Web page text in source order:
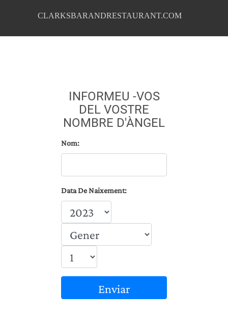
CLARKSBARANDRESTAURANT.COM
INFORMEU -VOS
DEL VOSTRE
NOMBRE D'ÀNGEL
Nom:
Data De Naixement:
Enviar